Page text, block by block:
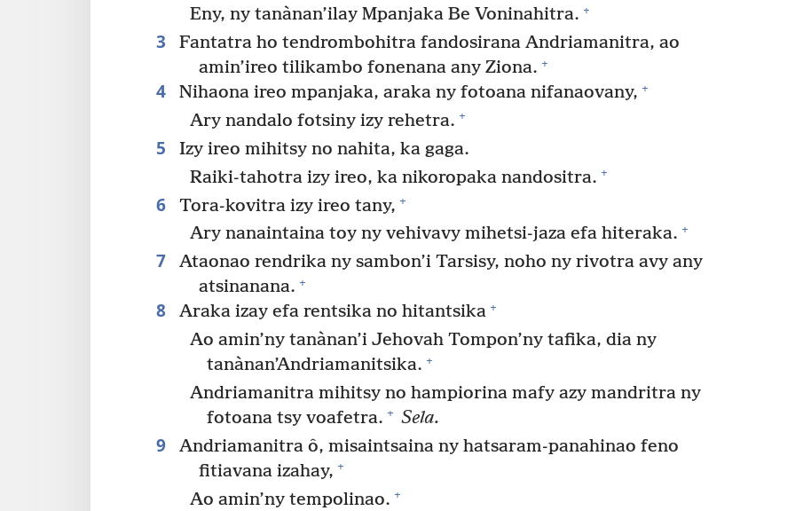
Eny, ny tanànan’ilay Mpanjaka Be Voninahitra. +
3
Fantatra ho tendrombohitra fandosirana Andriamanitra, ao
amin’ireo tilikambo fonenana any Ziona. +
4 Nihaona ireo mpanjaka, araka ny fotoana nifanaovany, +
Ary nandalo fotsiny izy rehetra. +
5
Izy ireo mihitsy no nahita, ka gaga.
Raiki-tahotra izy ireo, ka nikoropaka nandositra. +
6 Tora-kovitra izy ireo tany, +
Ary nanaintaina toy ny vehivavy mihetsi-jaza efa hiteraka. +
7
Ataonao rendrika ny sambon’i Tarsisy, noho ny rivotra avy any
atsinanana. +
8 Araka izay efa rentsika no hitantsika +
Ao amin’ny tanànan’i Jehovah Tompon’ny tafika, dia ny
tanànan’Andriamanitsika. +
Andriamanitra mihitsy no hampiorina mafy azy mandritra ny
fotoana tsy voafetra. + Sela.
9
Andriamanitra ô, misaintsaina ny hatsaram-panahinao feno
fitiavana izahay, +
Ao amin’ny tempolinao. +